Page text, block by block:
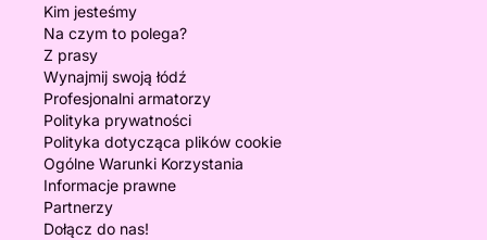
Kim jesteśmy
Na czym to polega?
Z prasy
Wynajmij swoją łódź
Profesjonalni armatorzy
Polityka prywatności
Polityka dotycząca plików cookie
Ogólne Warunki Korzystania
Informacje prawne
Partnerzy
Dołącz do nas!